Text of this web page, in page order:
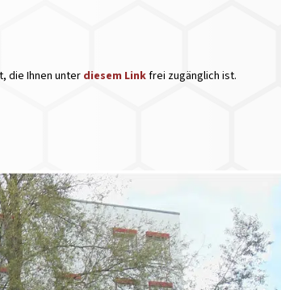
die Ihnen unter diesem Linkfrei zugänglich ist.